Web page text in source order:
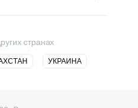
странах
УКРАИНА